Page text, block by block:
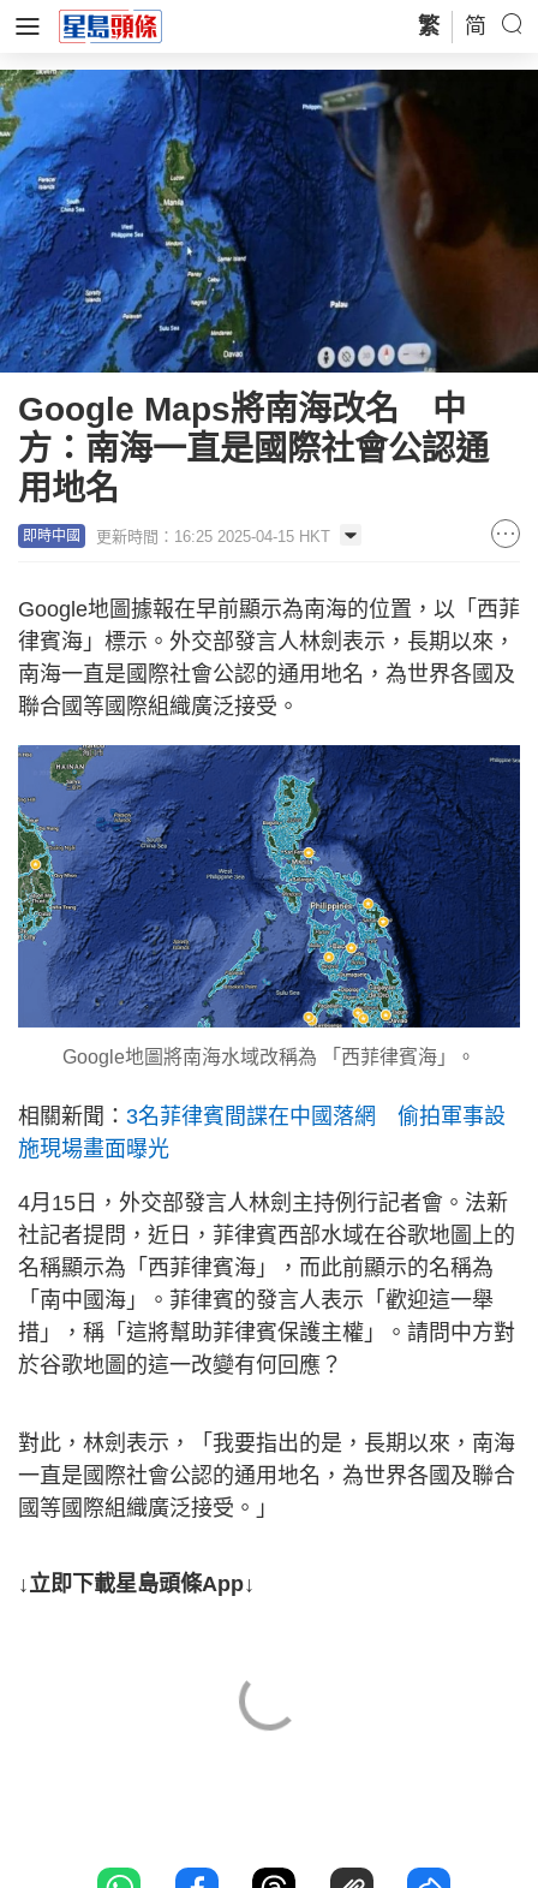
繁 简
Google Maps將南海改名 中
方：南海一直是國際社會公認通
用地名
即時中國 更新時間：16:25 2025-04-15 HKT
Google地圖據報在早前顯示為南海的位置，以「西菲
律賓海」標示。外交部發言人林劍表示，長期以來，
南海一直是國際社會公認的通用地名，為世界各國及
聯合國等國際組織廣泛接受。
Google地圖將南海水域改稱為 「西菲律賓海」。
相關新聞： 3名菲律賓間諜在中國落網 偷拍軍事設
施現場畫面曝光
4月15日，外交部發言人林劍主持例行記者會。法新
社記者提問，近日，菲律賓西部水域在谷歌地圖上的
名稱顯示為「西菲律賓海」，而此前顯示的名稱為
「南中國海」。菲律賓的發言人表示「歡迎這一舉
措」，稱「這將幫助菲律賓保護主權」。請問中方對
於谷歌地圖的這一改變有何回應？
對此，林劍表示，「我要指出的是，長期以來，南海
一直是國際社會公認的通用地名，為世界各國及聯合
國等國際組織廣泛接受。」
↓立即下載星島頭條App↓